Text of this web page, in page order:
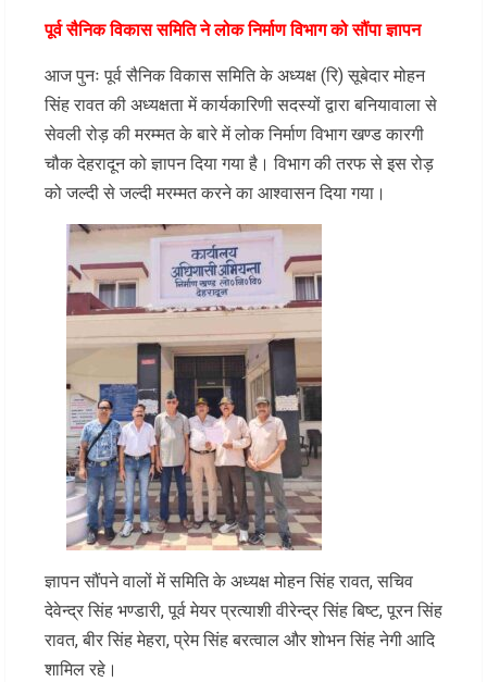
पूर्व सैनिक विकास समिति ने लोक निर्माण विभाग को सौंपा ज्ञापन
आज पुनः पूर्व सैनिक विकास समिति के अध्यक्ष (रि) सूबेदार मोहन
सिंह रावत की अध्यक्षता में कार्यकारिणी सदस्यों द्वारा बनियावाला से
सेवली रोड़ की मरम्मत के बारे में लोक निर्माण विभाग खण्ड कारगी
चौक देहरादून को ज्ञापन दिया गया है। विभाग की तरफ से इस रोड़
को जल्दी से जल्दी मरम्मत करने का आश्वासन दिया गया।
ज्ञापन सौंपने वालों में समिति के अध्यक्ष मोहन सिंह रावत, सचिव
देवेन्द्र सिंह भण्डारी, पूर्व मेयर प्रत्याशी वीरेन्द्र सिंह बिष्ट, पूरन सिंह
रावत, बीर सिंह मेहरा, प्रेम सिंह बरत्वाल और शोभन सिंह नेगी आदि
शामिल रहे।